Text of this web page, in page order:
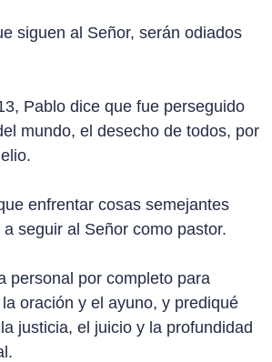
siguen al Señor, serán odiados
Pablo dice que fue perseguido
mundo, el desecho de todos, por
enfrentar cosas semejantes
seguir al Señor como pastor.
personal por completo para
oración y el ayuno, y prediqué
justicia, el juicio y la profundidad